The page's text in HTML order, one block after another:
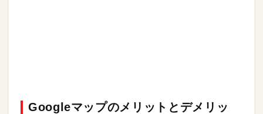
Googleマップのメリットとデメリッ